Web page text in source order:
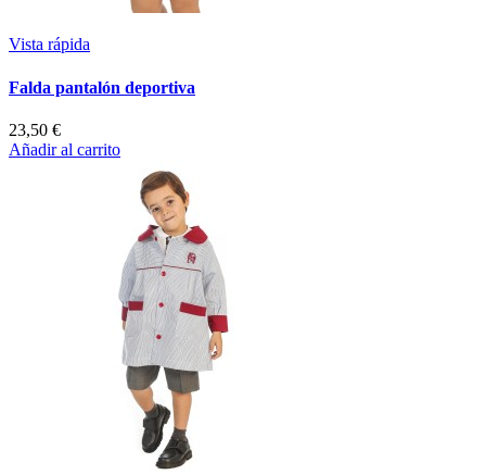
Vista rápida
Falda pantalón deportiva
23,50 €
Añadir al carrito